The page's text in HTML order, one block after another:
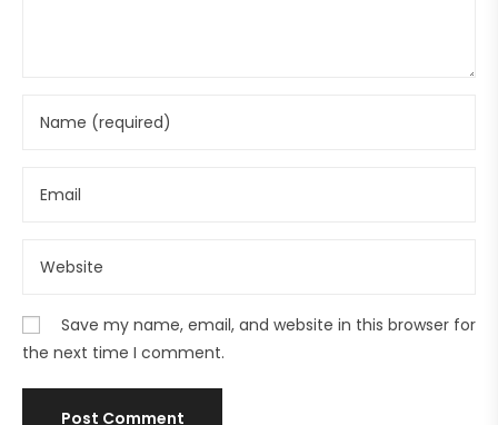
Save my name, email, and website in this browser for
the next time I comment.